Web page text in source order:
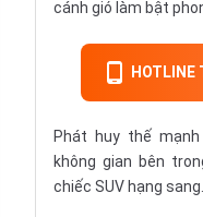
cánh gió làm bật
HOTLINE
Phát huy thế
không gian bên
chiếc SUV hạng sang.